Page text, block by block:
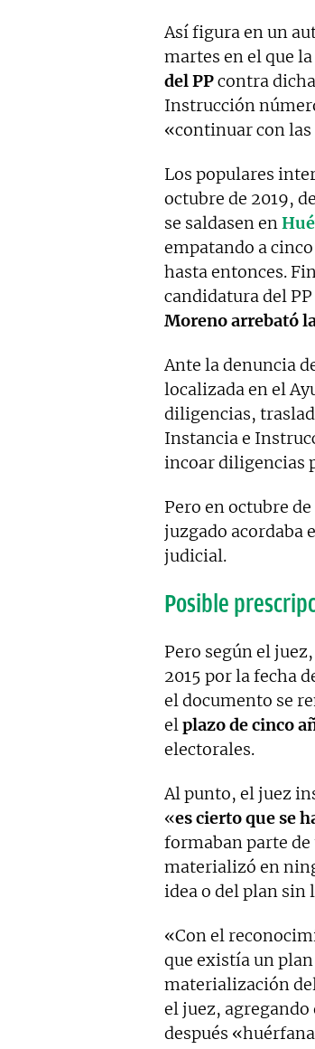
Así figura en un
martes en el que
del PPcontra
Instrucción
«continuar con
Los populares
octubre de 2019,
se saldasen en
empatando a
hasta entonces.
candidatura del
Moreno arrebató
Ante la denuncia
localizada en el
diligencias,
Instancia e
incoar diligencias
Pero en octubre
juzgado acordaba
judicial.
Posible
Pero según el
2015 por la fecha
el documento se
elplazo de cinco
electorales.
Al punto, el juez
«es cierto que se
formaban parte
materializó en
idea o del plan sin
«Con el
que existía un
materialización
el juez,
después